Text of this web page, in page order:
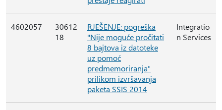
4602057
30612
18
RJEŠENJE: pogreška
"Nije moguće pročitati
8 bajtova iz datoteke
uz pomoć
predmemoriranja"
prilikom izvršavanja
paketa SSIS 2014
Integratio
n Services